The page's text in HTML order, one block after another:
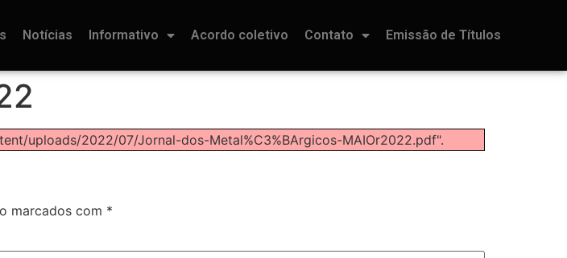
Notícias Informativo Acordo coletivo Contato Emissão de Títulos
uploads/2022/07/Jornal-dos-Metal%C3%BArgicos-MAIOr2022.pdf".
marcados com *